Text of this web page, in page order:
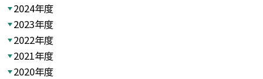
2024年度
2023年度
2022年度
2021年度
2020年度